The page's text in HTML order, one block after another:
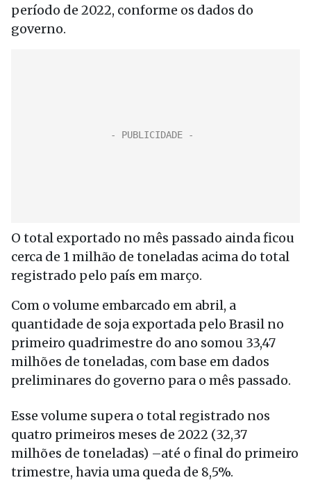
período de 2022, conforme os dados do
governo.
O total exportado no mês passado ainda ficou
cerca de 1 milhão de toneladas acima do total
registrado pelo país em março.
Com o volume embarcado em abril, a
quantidade de soja exportada pelo Brasil no
primeiro quadrimestre do ano somou 33,47
milhões de toneladas, com base em dados
preliminares do governo para o mês passado.
Esse volume supera o total registrado nos
quatro primeiros meses de 2022 (32,37
milhões de toneladas) –até o final do primeiro
trimestre, havia uma queda de 8,5%.